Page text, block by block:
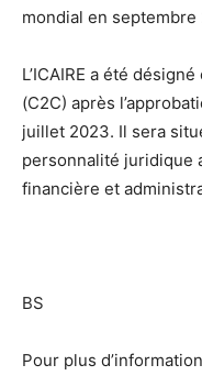
mondial en septembre
L’ICAIRE a été
(C2C) après
juillet 2023. Il sera
personnalité juridique
financière et
BS
Pour plus